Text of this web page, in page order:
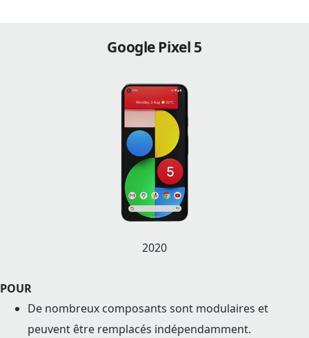
Google Pixel 5
2020
POUR
De nombreux composants sont modulaires et
peuvent être remplacés indépendamment.